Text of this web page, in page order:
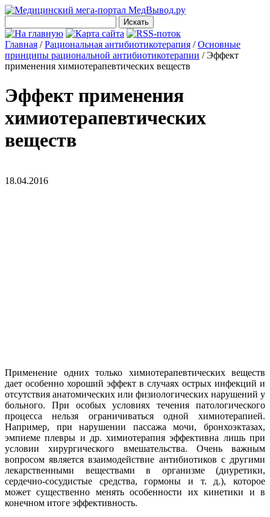
Главная /Рациональная антибиотикотерапия /Основные
принципы рациональной антибиотикотерапии /Эффект
применения химиотерапевтических веществ
Эффект применения
химиотерапевтических
веществ
18.04.2016
Применение одних только химиотерапевтических веществ
дает особенно хороший эффект в случаях острых инфекций и
отсутствия анатомических или физиологических нарушений у
больного. При особых условиях течения патологического
процесса нельзя ограничиваться одной химиотерапией.
Например, при нарушении пассажа мочи, бронхоэктазах,
эмпиеме плевры и др. химиотерапия эффективна лишь при
условии хирургического вмешательства. Очень важным
вопросом является взаимодействие антибиотиков с другими
лекарственными веществами в организме (диуретики,
сердечно-сосудистые средства, гормоны и т. д.), которое
может существенно менять особенности их кинетики и в
конечном итоге эффективность.